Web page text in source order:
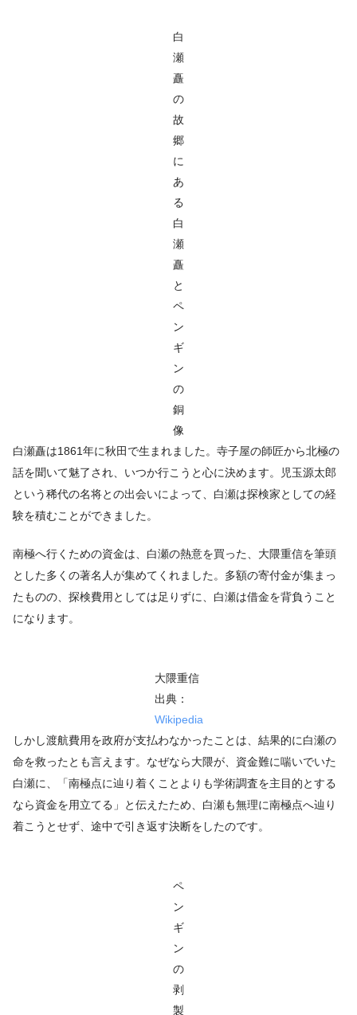
白
瀬
矗
の
故
郷
に
あ
る
白
瀬
矗
と
ペ
ン
ギ
ン
の
銅
像
白瀬矗は1861年に秋田で生まれました。寺子屋の師匠から北極の
話を聞いて魅了され、いつか行こうと心に決めます。児玉源太郎
という稀代の名将との出会いによって、白瀬は探検家としての経
験を積むことができました。
南極へ行くための資金は、白瀬の熱意を買った、大隈重信を筆頭
とした多くの著名人が集めてくれました。多額の寄付金が集まっ
たものの、探検費用としては足りずに、白瀬は借金を背負うこと
になります。
大隈重信
出典：
Wikipedia
しかし渡航費用を政府が支払わなかったことは、結果的に白瀬の
命を救ったとも言えます。なぜなら大隈が、資金難に喘いでいた
白瀬に、「南極点に辿り着くことよりも学術調査を主目的とする
なら資金を用立てる」と伝えたため、白瀬も無理に南極点へ辿り
着こうとせず、途中で引き返す決断をしたのです。
ペ
ン
ギ
ン
の
剥
製